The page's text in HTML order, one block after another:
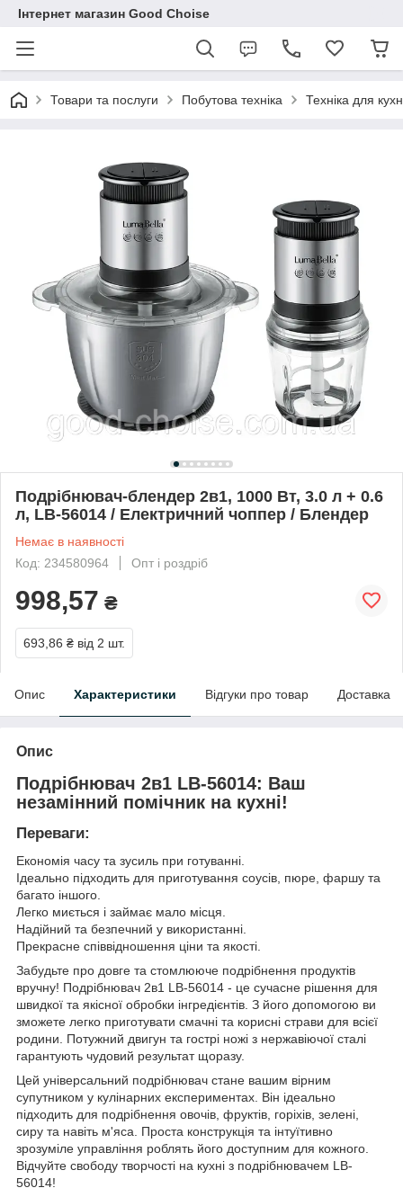
Інтернет магазин Good Choise
Товари та послуги Побутова техніка Техніка для
Подрібнювач-блендер 2в1, 1000 Вт, 3.0 л + 0.6
л, LB-56014 / Електричний чоппер / Блендер
Немає в наявності
Код: 234580964
Опт і роздріб
998,57 ₴
693,86 ₴ від 2 шт.
Опис Характеристики Відгуки про товар Доставка
Опис
Подрібнювач 2в1 LB-56014: Ваш
незамінний помічник на кухні!
Переваги:
Економія часу та зусиль при готуванні.
Ідеально підходить для приготування соусів, пюре, фаршу та
багато іншого.
Легко миється і займає мало місця.
Надійний та безпечний у використанні.
Прекрасне співвідношення ціни та якості.
Забудьте про довге та стомлююче подрібнення продуктів
вручну! Подрібнювач 2в1 LB-56014 - це сучасне рішення для
швидкої та якісної обробки інгредієнтів. З його допомогою ви
зможете легко приготувати смачні та корисні страви для всієї
родини. Потужний двигун та гострі ножі з нержавіючої сталі
гарантують чудовий результат щоразу.
Цей універсальний подрібнювач стане вашим вірним
супутником у кулінарних експериментах. Він ідеально
підходить для подрібнення овочів, фруктів, горіхів, зелені,
сиру та навіть м'яса. Проста конструкція та інтуїтивно
зрозуміле управління роблять його доступним для кожного.
Відчуйте свободу творчості на кухні з подрібнювачем LB-
56014!